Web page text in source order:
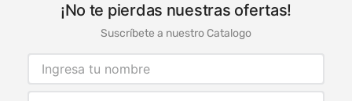
¡No te pierdas nuestras ofertas!
Suscríbete a nuestro Catalogo